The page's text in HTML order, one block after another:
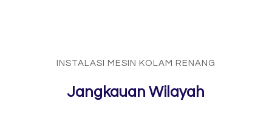
INSTALASI MESIN KOLAM RENANG
Jangkauan Wilayah